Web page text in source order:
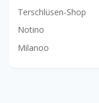
Terschlüsen-Shop
Notino
Milanoo